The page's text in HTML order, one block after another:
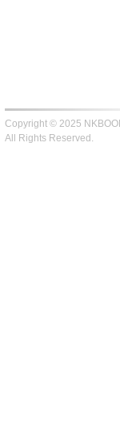
Copyright © 2025
All Rights Reserved.